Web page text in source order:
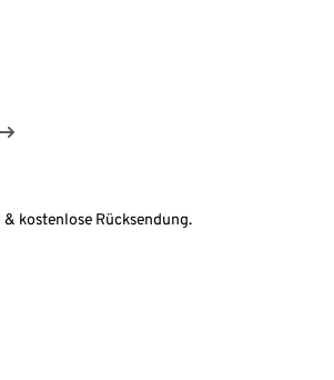
kostenlose Rücksendung.